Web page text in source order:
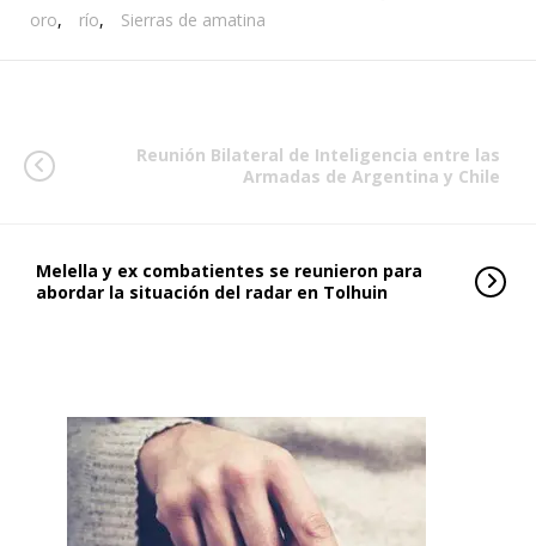
oro, río, Sierras de amatina
Reunión Bilateral de Inteligencia entre las
Armadas de Argentina y Chile
Melella y ex combatientes se reunieron para
abordar la situación del radar en Tolhuin